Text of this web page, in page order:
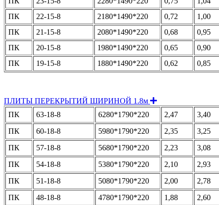
ПК
22-15-8 2180*1490*220 0,72
1,00
ПК
21-15-8 2080*1490*220 0,68
0,95
ПК
20-15-8 1980*1490*220 0,65
0,90
ПК
19-15-8 1880*1490*220 0,62 0,85
ПЛИТЫ ПЕРЕКРЫТИЙ ШИРИНОЙ 1.8м Expand
ПК 63-18-8 6280*1790*220 2,47
3,40
ПК
60-18-8 5980*1790*220 2,35
3,25
ПК
57-18-8 5680*1790*220 2,23
3,08
ПК
54-18-8 5380*1790*220 2,10
2,93
ПК
51-18-8 5080*1790*220 2,00
2,78
ПК
48-18-8 4780*1790*220 1,88
2,60